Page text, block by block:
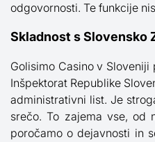
odgovornosti. Te funkcije
Skladnost s Slovensko
Golisimo Casino v
Inšpektorat Republike
administrativni list. Je
srečo. To zajema vse, od
poročamo o dejavnosti in